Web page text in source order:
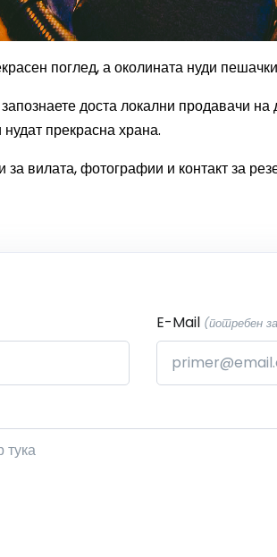
поглед, а околината нуди
доста локални продавачи
прекрасна храна.
вилата, фотографии и контакт за
E-Mail (потребен